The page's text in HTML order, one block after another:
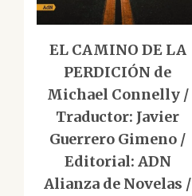
EL CAMINO DE LA
PERDICIÓN de
Michael Connelly /
Traductor: Javier
Guerrero Gimeno /
Editorial: ADN
Alianza de Novelas /